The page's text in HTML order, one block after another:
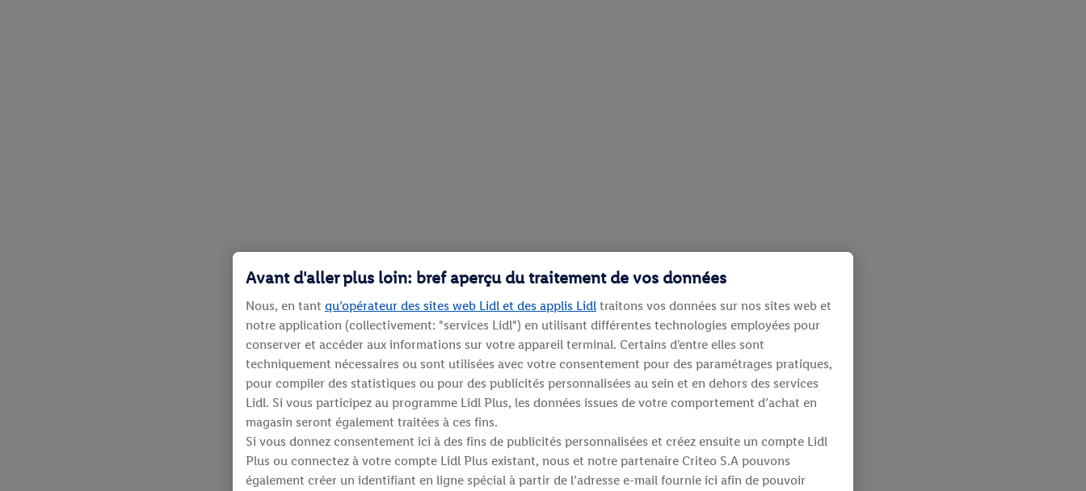
Avant d'aller plus loin: bref aperçu du traitement de vos données
Nous, en tant qu’opérateur des sites web Lidl et des applis Lidl traitons vos données sur nos sites web et
notre application (collectivement: "services Lidl") en utilisant différentes technologies employées pour
conserver et accéder aux informations sur votre appareil terminal. Certains d'entre elles sont
techniquement nécessaires ou sont utilisées avec votre consentement pour des paramétrages pratiques,
pour compiler des statistiques ou pour des publicités personnalisées au sein et en dehors des services
Lidl. Si vous participez au programme Lidl Plus, les données issues de votre comportement d’achat en
magasin seront également traitées à ces fins.
Si vous donnez consentement ici à des fins de publicités personnalisées et créez ensuite un compte Lidl
Plus ou connectez à votre compte Lidl Plus existant, nous et notre partenaire Criteo S.A pouvons
également créer un identifiant en ligne spécial à partir de l’adresse e-mail fournie ici afin de pouvoir